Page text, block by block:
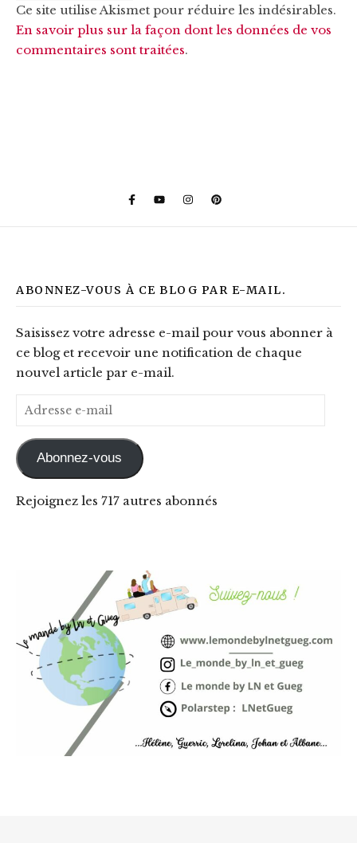
Ce site utilise Akismet pour réduire les indésirables.
En savoir plus sur la façon dont les données de vos
commentaires sont traitées.
ABONNEZ-VOUS À CE BLOG PAR E-MAIL.
Saisissez votre adresse e-mail pour vous abonner à
ce blog et recevoir une notification de chaque
nouvel article par e-mail.
Adresse e-mail
Abonnez-vous
Rejoignez les 717 autres abonnés